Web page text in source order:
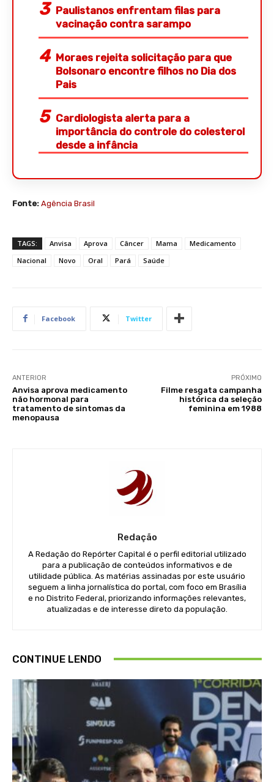
Paulistanos enfrentam filas para
vacinação contra sarampo
Moraes rejeita solicitação para que
Bolsonaro encontre filhos no Dia dos
Pais
Cardiologista alerta para a
importância do controle do colesterol
desde a infância
Fonte: Agência Brasil
TAGS: Anvisa Aprova Câncer Mama
Medicamento
Nacional
Novo Oral Pará Saúde
Facebook Twitter
ANTERIOR
Anvisa aprova medicamento
não hormonal para
tratamento de sintomas da
menopausa
PRÓXIMO
Filme resgata campanha
histórica da seleção
feminina em 1988
Redação
A Redação do Repórter Capital é o perfil editorial utilizado
para a publicação de conteúdos informativos e de
utilidade pública. As matérias assinadas por este usuário
seguem a linha jornalística do portal, com foco em Brasília
e no Distrito Federal, priorizando informações relevantes,
atualizadas e de interesse direto da população.
CONTINUE LENDO